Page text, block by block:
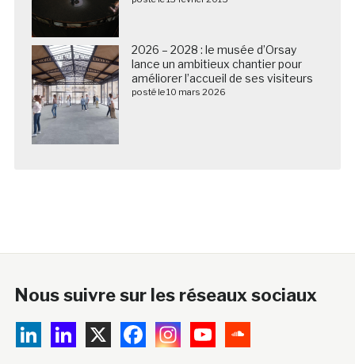
2026 – 2028 : le musée d’Orsay
lance un ambitieux chantier pour
améliorer l’accueil de ses visiteurs
posté le 10 mars 2026
Nous suivre sur les réseaux sociaux